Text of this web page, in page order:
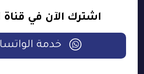
اشترك الآن في قناة
خدمة